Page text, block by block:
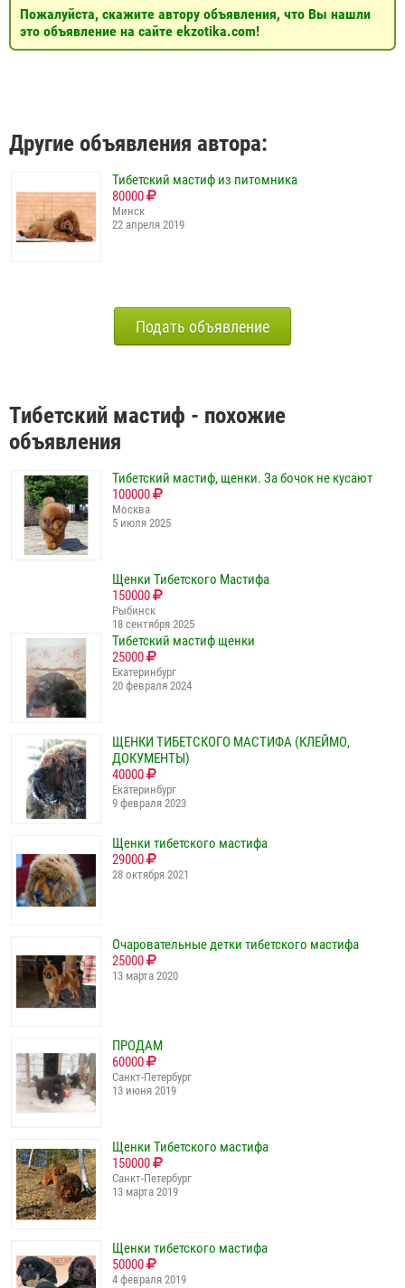
Пожалуйста, скажите автору объявления, что Вы нашли
это объявление на сайте ekzotika.com!
Другие объявления автора:
Тибетский мастиф из питомника
80000
Минск
22 апреля 2019
Подать объявление
Тибетский мастиф - похожие
объявления
Тибетский мастиф, щенки. За бочок не кусают
100000
Москва
5 июля 2025
Щенки Тибетского Мастифа
150000
Рыбинск
18 сентября 2025
Тибетский мастиф щенки
25000
Екатеринбург
20 февраля 2024
ЩЕНКИ ТИБЕТСКОГО МАСТИФА (КЛЕЙМО,
ДОКУМЕНТЫ)
40000
Екатеринбург
9 февраля 2023
Щенки тибетского мастифа
29000
28 октября 2021
Очаровательные детки тибетского мастифа
25000
13 марта 2020
ПРОДАМ
60000
Санкт-Петербург
13 июня 2019
Щенки Тибетского мастифа
150000
Санкт-Петербург
13 марта 2019
Щенки тибетского мастифа
50000
4 февраля 2019